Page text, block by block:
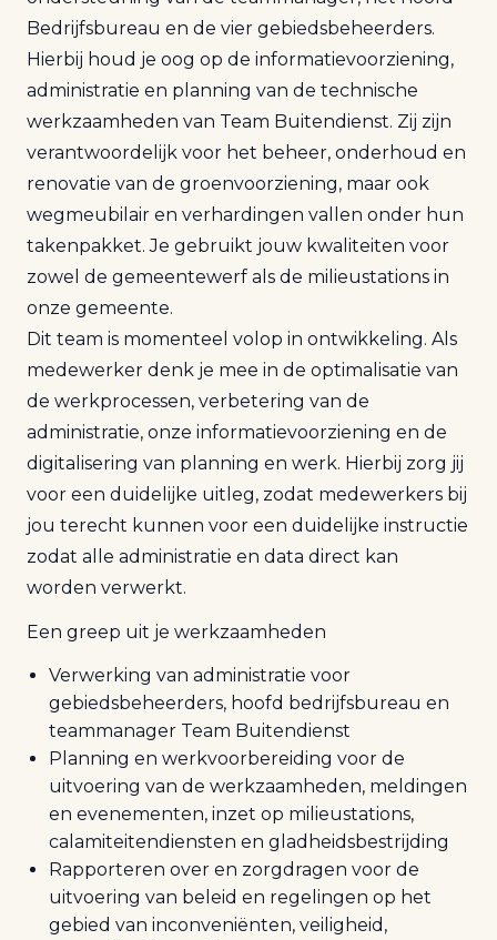
Bedrijfsbureau en de vier gebiedsbeheerders.
Hierbij houd je oog op de informatievoorziening,
administratie en planning van de technische
werkzaamheden van Team Buitendienst. Zij zijn
verantwoordelijk voor het beheer, onderhoud en
renovatie van de groenvoorziening, maar ook
wegmeubilair en verhardingen vallen onder hun
takenpakket. Je gebruikt jouw kwaliteiten voor
zowel de gemeentewerf als de milieustations in
onze gemeente.
Dit team is momenteel volop in ontwikkeling. Als
medewerker denk je mee in de optimalisatie van
de werkprocessen, verbetering van de
administratie, onze informatievoorziening en de
digitalisering van planning en werk. Hierbij zorg jij
voor een duidelijke uitleg, zodat medewerkers bij
jou terecht kunnen voor een duidelijke instructie
zodat alle administratie en data direct kan
worden verwerkt.
Een greep uit je werkzaamheden
Verwerking van administratie voor
gebiedsbeheerders, hoofd bedrijfsbureau en
teammanager Team Buitendienst
Planning en werkvoorbereiding voor de
uitvoering van de werkzaamheden, meldingen
en evenementen, inzet op milieustations,
calamiteitendiensten en gladheidsbestrijding
Rapporteren over en zorgdragen voor de
uitvoering van beleid en regelingen op het
gebied van inconveniënten, veiligheid,